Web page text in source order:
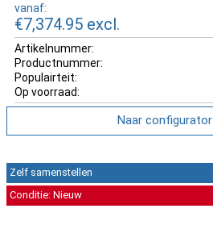
vanaf:
€7,374.95 excl.
Artikelnummer:
Productnummer:
Populairteit:
Op voorraad:
Naar configurator
Zelf samenstellen
Conditie: Nieuw